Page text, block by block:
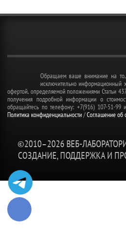
Обращаем ваше внимание на то,
исключительно информационный
офертой, определяемой положениями Статьи
получения подробной информации о
обращайтесь по телефону: +7(916) 107-51-99
Политика конфиденциальности/Соглашение об
©2010–2026 ВЕБ-
СОЗДАНИЕ, ПОДДЕРЖКА И